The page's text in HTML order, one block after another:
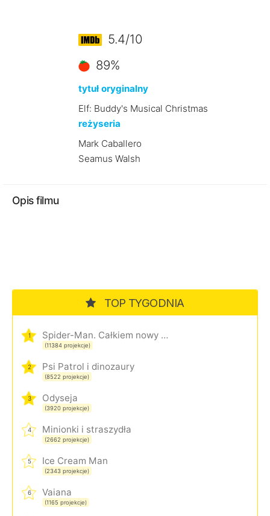
5.4/10
89%
tytuł oryginalny
Elf: Buddy's Musical Christmas
reżyseria
Mark Caballero
Seamus Walsh
Opis filmu
TOP TYGODNIA
1 Spider-Man. Całkiem nowy dzień
(11384 projekcje)
2 Psi Patrol i dinozaury
(8522 projekcje)
3 Odyseja
(3920 projekcje)
4 Minionki i straszydła
(2662 projekcje)
5 Ice Cream Man
(2343 projekcje)
6 Vaiana
(1165 projekcje)